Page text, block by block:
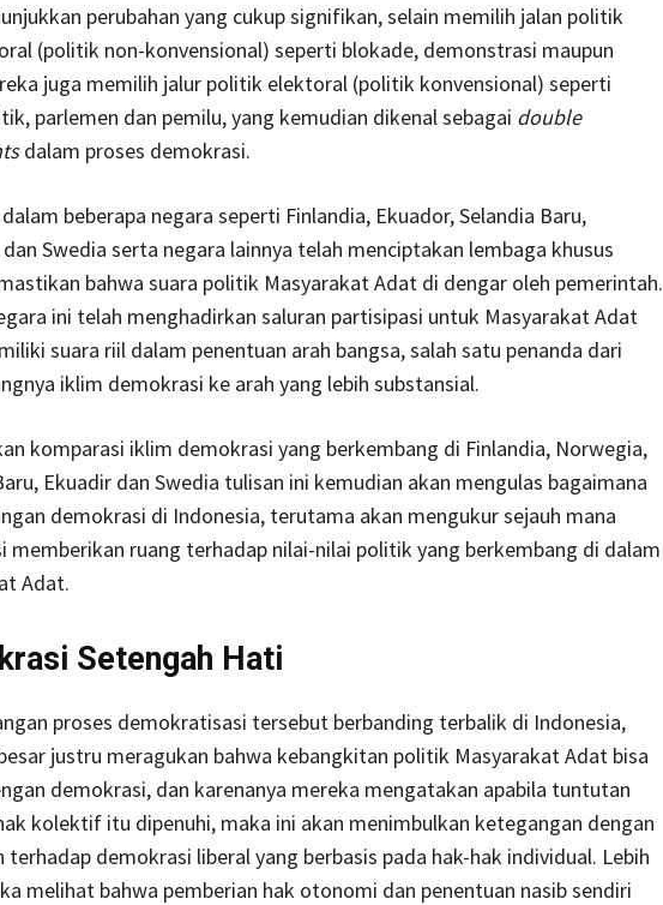
perubahan yang cukup signifikan, selain memilih jalan politik
(politik non-konvensional) seperti blokade, demonstrasi maupun
juga memilih jalur politik elektoral (politik konvensional) seperti
parlemen dan pemilu, yang kemudian dikenal sebagai double
dalam proses demokrasi.
beberapa negara seperti Finlandia, Ekuador, Selandia Baru,
Swedia serta negara lainnya telah menciptakan lembaga khusus
bahwa suara politik Masyarakat Adat di dengar oleh pemerintah.
ini telah menghadirkan saluran partisipasi untuk Masyarakat Adat
suara riil dalam penentuan arah bangsa, salah satu penanda dari
iklim demokrasi ke arah yang lebih substansial.
komparasi iklim demokrasi yang berkembang di Finlandia, Norwegia,
Ekuadir dan Swedia tulisan ini kemudian akan mengulas bagaimana
demokrasi di Indonesia, terutama akan mengukur sejauh mana
memberikan ruang terhadap nilai-nilai politik yang berkembang di dalam
Adat.
Setengah Hati
proses demokratisasi tersebut berbanding terbalik di Indonesia,
justru meragukan bahwa kebangkitan politik Masyarakat Adat bisa
demokrasi, dan karenanya mereka mengatakan apabila tuntutan
kolektif itu dipenuhi, maka ini akan menimbulkan ketegangan dengan
demokrasi liberal yang berbasis pada hak-hak individual. Lebih
melihat bahwa pemberian hak otonomi dan penentuan nasib sendiri